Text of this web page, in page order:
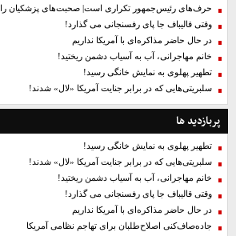
حرف‌های رئیس‌جمهور تکراری است| صحبت‌های پزشکیان
وقتی قالیباف جا پای رفسنجانی می گذارد!
در حال حاضر مذاکره‌ای با آمریکا نداریم
خانم مهاجرانی، آب به آسیاب دشمن ریختید!
تطهیر پهلوی به نمایش خانگی رسید!
سلبریتی‌هایی که در برابر جنایت آمریکا «لال» شدند!
پربازدید ها
تطهیر پهلوی به نمایش خانگی رسید!
سلبریتی‌هایی که در برابر جنایت آمریکا «لال» شدند!
خانم مهاجرانی، آب به آسیاب دشمن ریختید!
وقتی قالیباف جا پای رفسنجانی می گذارد!
در حال حاضر مذاکره‌ای با آمریکا نداریم
جاده‌صاف‌کنی اصلاح‌طلبان برای تهاجم نظامی آمریکا